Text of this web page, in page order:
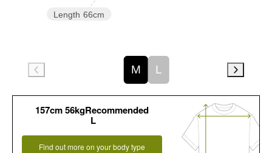
Length 66cm
M L
157cm 56kgRecommended
L
Find out more on your body type